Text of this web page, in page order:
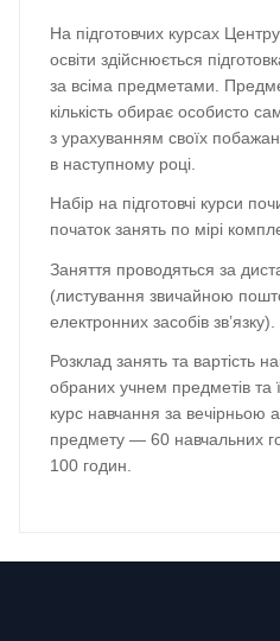
На підготовчих курсах
освіти здійснюється
за всіма предметами.
кількість обирає особисто
з урахуванням своїх
в наступному році.
Набір на підготовчі курси
початок занять по мірі
Заняття проводяться за
(листування звичайною
електронних засобів зв’язку).
Розклад занять та вартість
обраних учнем предметів та
курс навчання за вечірньою
предмету — 60 навчальних
100 годин.